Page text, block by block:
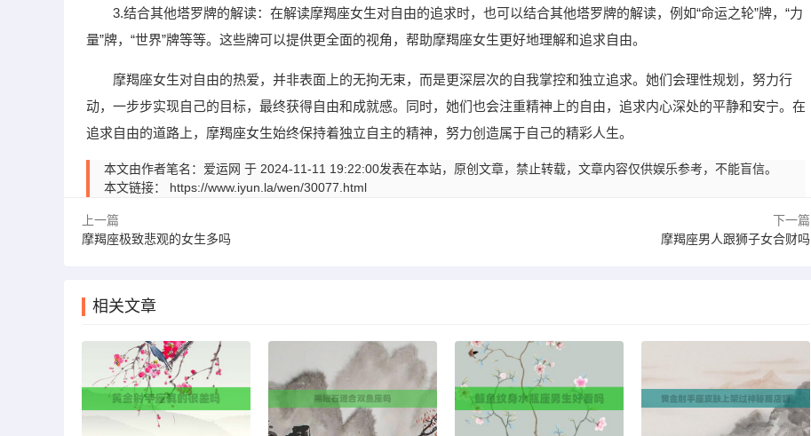
3.结合其他塔罗牌的解读：在解读摩羯座女生对自由的追求时，也可以结合其他塔罗牌的解读，例如“命运之轮”牌，“力
量”牌，“世界”牌等等。这些牌可以提供更全面的视角，帮助摩羯座女生更好地理解和追求自由。
摩羯座女生对自由的热爱，并非表面上的无拘无束，而是更深层次的自我掌控和独立追求。她们会理性规划，努力行
动，一步步实现自己的目标，最终获得自由和成就感。同时，她们也会注重精神上的自由，追求内心深处的平静和安宁。在
追求自由的道路上，摩羯座女生始终保持着独立自主的精神，努力创造属于自己的精彩人生。
本文由作者笔名：爱运网 于 2024-11-11 19:22:00发表在本站，原创文章，禁止转载，文章内容仅供娱乐参考，不能盲信。
本文链接： https://www.iyun.la/wen/30077.html
上一篇
摩羯座极致悲观的女生多吗
下一篇
摩羯座男人跟狮子女合财吗
相关文章